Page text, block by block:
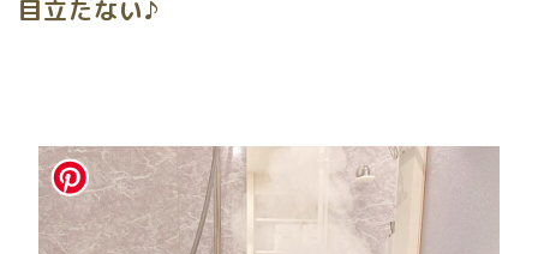
目立たない♪